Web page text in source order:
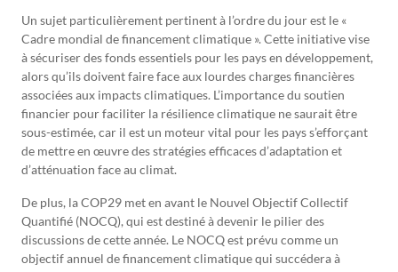
Un sujet particulièrement pertinent à l’ordre du jour est le «
Cadre mondial de financement climatique ». Cette initiative vise
à sécuriser des fonds essentiels pour les pays en développement,
alors qu’ils doivent faire face aux lourdes charges financières
associées aux impacts climatiques. L’importance du soutien
financier pour faciliter la résilience climatique ne saurait être
sous-estimée, car il est un moteur vital pour les pays s’efforçant
de mettre en œuvre des stratégies efficaces d’adaptation et
d’atténuation face au climat.
De plus, la COP29 met en avant le Nouvel Objectif Collectif
Quantifié (NOCQ), qui est destiné à devenir le pilier des
discussions de cette année. Le NOCQ est prévu comme un
objectif annuel de financement climatique qui succédera à